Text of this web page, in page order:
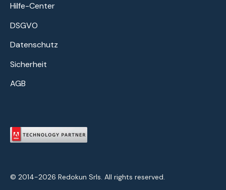
Hilfe-Center
DSGVO
Datenschutz
Sicherheit
AGB
© 2014-2026 Redokun Srls. All rights reserved.